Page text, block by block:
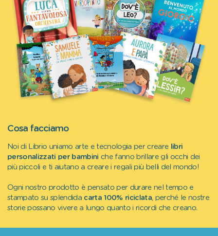
Cosa facciamo
Noi di Librio uniamo arte e tecnologia per creare libri
personalizzati per bambini che fanno brillare gli occhi dei
più piccoli e ti aiutano a creare i regali più belli del mondo!
Ogni nostro prodotto è pensato per durare nel tempo e
stampato su splendida carta 100% riciclata, perché le nostre
storie possano vivere a lungo quanto i ricordi che creano.